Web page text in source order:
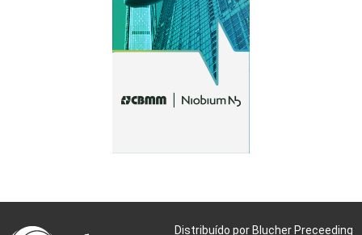
Distribuído por Blucher Preceeding